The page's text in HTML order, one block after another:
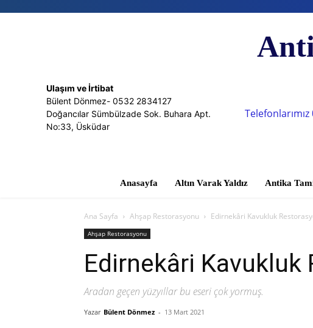
Ulaşım ve İrtibat
Bülent Dönmez- 0532 2834127
Doğancılar Sümbülzade Sok. Buhara Apt.
No:33, Üsküdar
Anasayfa Altın Varak Yaldız Antika
Ana Sayfa Ahşap Restorasyonu Edirnekâri Kavukluk
Ahşap Restorasyonu
Edirnekâri Kavukluk
Aradan geçen yüzyıllar bu eseri çok yormuş.
Yazar Bülent Dönmez - 13 Mart 2021